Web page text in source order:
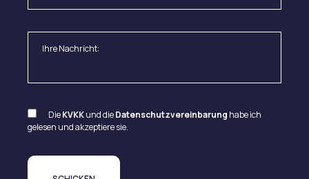
DieKVKKund dieDatenschutzvereinbarung habe ich
gelesen und akzeptiere sie.